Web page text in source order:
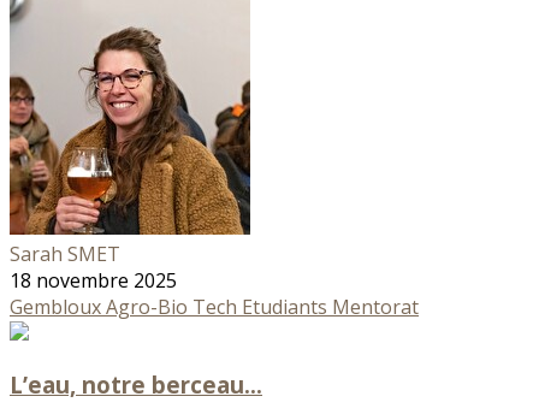
Sarah SMET
18 novembre 2025
Gembloux Agro-Bio Tech Etudiants Mentorat
L’eau, notre berceau…